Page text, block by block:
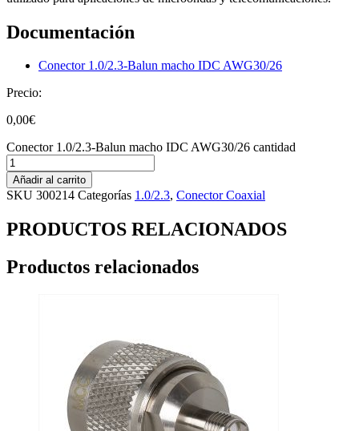
Documentación
Conector 1.0/2.3-Balun macho IDC AWG30/26
Precio:
0,00€
Conector 1.0/2.3-Balun macho IDC AWG30/26 cantidad
Añadir al carrito
SKU 300214 Categorías 1.0/2.3, Conector Coaxial
PRODUCTOS RELACIONADOS
Productos relacionados